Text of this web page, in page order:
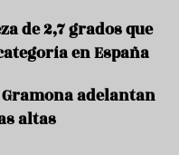
de 2,7 grados que
en España
adelantan
altas